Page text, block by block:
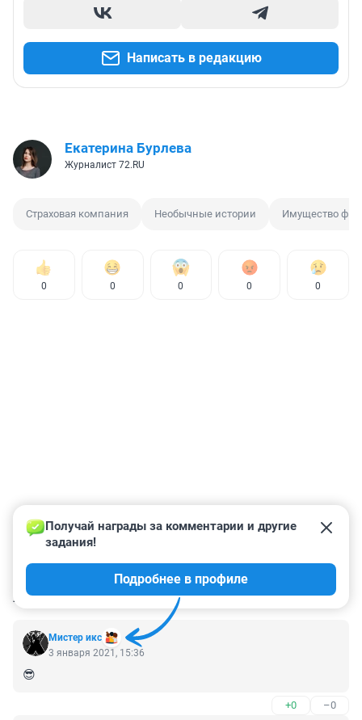
Написать в редакцию
Екатерина Бурлева
Журналист 72.RU
Страховая компания Необычные истории Имущество
0 0 0 0 0
КОММЕНТАРИИ 7
Мистер икс
Получай награды за комментарии и другие
задания!
Подробнее в профиле
3 января 2021, 15:36
😎
+0 –0